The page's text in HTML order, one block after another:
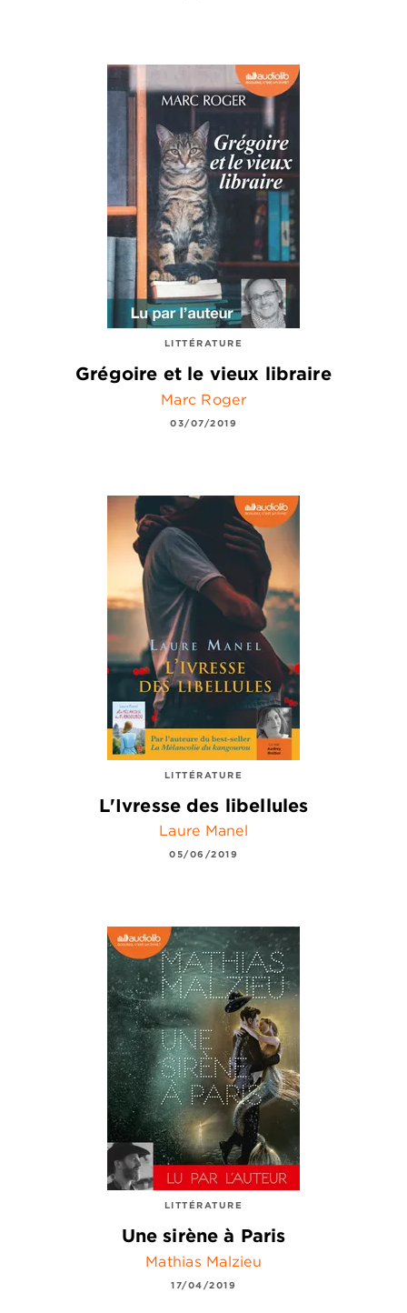
LITTÉRATURE
Grégoire et le vieux libraire
Marc Roger
03/07/2019
LITTÉRATURE
L'Ivresse des libellules
Laure Manel
05/06/2019
LITTÉRATURE
Une sirène à Paris
Mathias Malzieu
17/04/2019